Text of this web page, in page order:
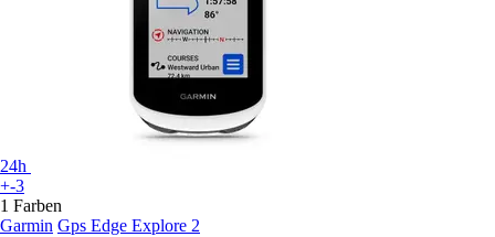
24h
+-3
1 Farben
Garmin Gps Edge Explore 2